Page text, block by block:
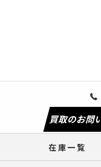
買取のお問
在庫一覧